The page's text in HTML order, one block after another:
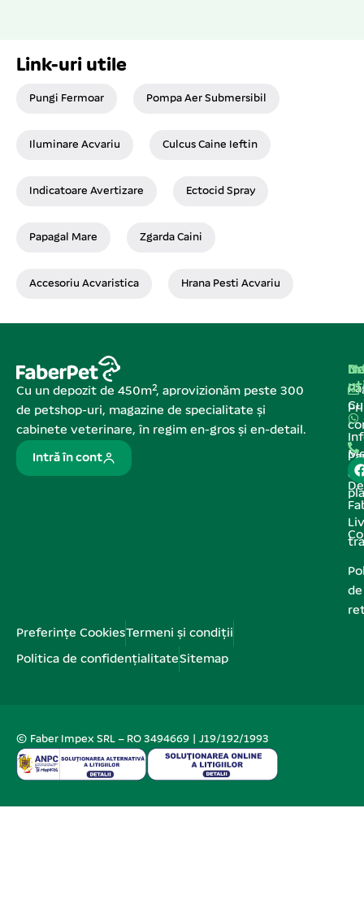
Link-uri utile
Pungi Fermoar Pompa Aer Submersibil
Iluminare Acvariu Culcus Caine Ieftin
Indicatoare Avertizare Ectocid Spray
Papagal Mare Zgarda Caini
Accesoriu Acvaristica Hrana Pesti Acvariu
Cu un depozit de 450m², aprovizionăm peste 300
de petshop-uri, magazine de specialitate și
cabinete veterinare, în regim en-gros și en-detail.
Intră în cont
de
de
Preferințe CookiesTermeni și condiții
Politica de confidențialitateSitemap
© Faber Impex SRL – RO 3494669 | J19/192/1993